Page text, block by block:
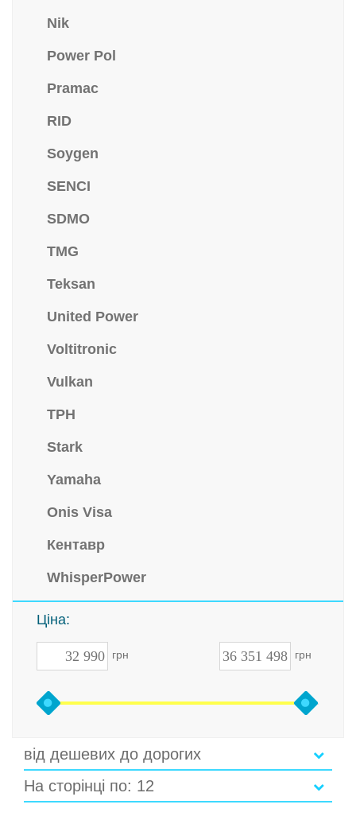
Nik
Power Pol
Pramac
RID
Soygen
SENCI
SDMO
TMG
Teksan
United Power
Voltitronic
Vulkan
TPH
Stark
Yamaha
Onis Visa
Кентавр
WhisperPower
Ціна:
грн грн
від дешевих до дорогих
На сторінці по: 12